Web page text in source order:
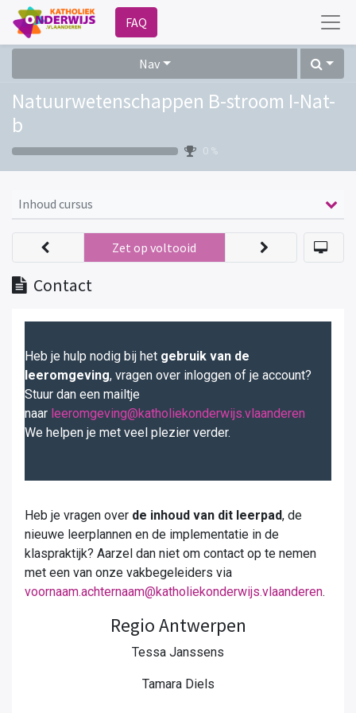
FAQ
Nav
Natuurwetenschappen B-stroom I-Nat-
b
0 %
Inhoud cursus
Contact
Zet op voltooid
Heb je hulp nodig bij het gebruik van de
leeromgeving, vragen over inloggen of je account?
Stuur dan een mailtje
naar leeromgeving@katholiekonderwijs.vlaanderen
We helpen je met veel plezier verder.
Heb je vragen over de inhoud van dit leerpad, de
nieuwe leerplannen en de implementatie in de
klaspraktijk? Aarzel dan niet om contact op te nemen
met een van onze vakbegeleiders via
voornaam.achternaam@katholiekonderwijs.vlaanderen.
Regio Antwerpen
Tessa Janssens
Tamara Diels